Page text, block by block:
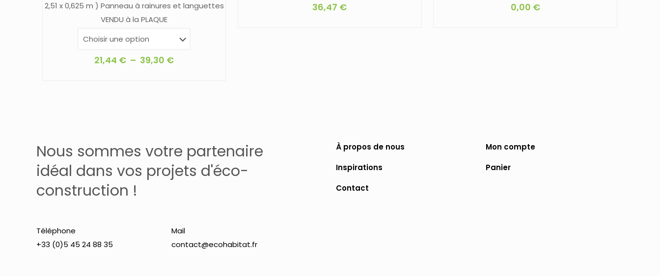
2,51 x 0,625 m ) Panneau à rainures et languettes
VENDU à la PLAQUE
21,44 € – 39,30 €Plage
Les
options
peuvent
être
36,47 € 0,00 €
Nous sommes votre partenaire
idéal dans vos projets d'éco-
construction !
Téléphone
+33 (0)5 45 24 88 35
Mail
contact@ecohabitat.fr
À propos de nous
Inspirations
Contact
Mon compte
Panier